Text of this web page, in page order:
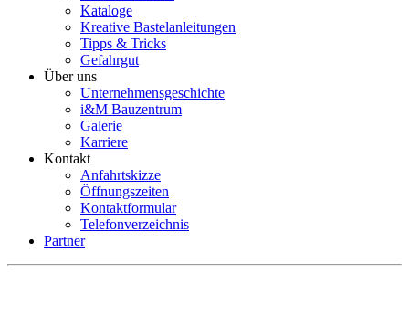
Kataloge
Kreative Bastelanleitungen
Tipps & Tricks
Gefahrgut
Über uns
Unternehmensgeschichte
i&M Bauzentrum
Galerie
Karriere
Kontakt
Anfahrtskizze
Öffnungszeiten
Kontaktformular
Telefonverzeichnis
Partner